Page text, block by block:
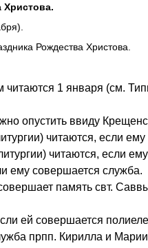
Христова.
Рождества Христова.
1 января (см.
опустить ввиду
читаются, если
читаются, если
ему совершается служба.
память свт.
ей совершается
прпп. Кирилла и